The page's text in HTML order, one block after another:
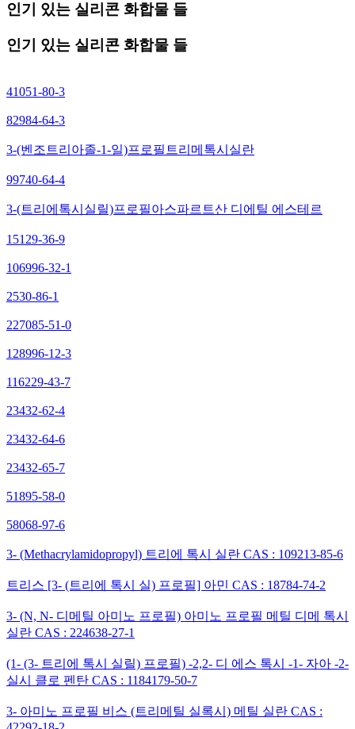
인기 있는 실리콘 화합물 들
인기 있는 실리콘 화합물 들
41051-80-3
82984-64-3
3-(벤조트리아졸-1-일)프로필트리메톡시실란
99740-64-4
3-(트리에톡시실릴)프로필아스파르트산 디에틸 에스테르
15129-36-9
106996-32-1
2530-86-1
227085-51-0
128996-12-3
116229-43-7
23432-62-4
23432-64-6
23432-65-7
51895-58-0
58068-97-6
3- (Methacrylamidopropyl) 트리에 톡시 실란 CAS : 109213-85-6
트리스 [3- (트리에 톡시 실) 프로필] 아민 CAS : 18784-74-2
3- (N, N- 디메틸 아미노 프로필) 아미노 프로필 메틸 디메 톡시
실란 CAS : 224638-27-1
(1- (3- 트리에 톡시 실릴) 프로필) -2,2- 디 에스 톡시 -1- 자아 -2-
실시 클로 펜탄 CAS : 1184179-50-7
3- 아미노 프로필 비스 (트리메틸 실록시) 메틸 실란 CAS :